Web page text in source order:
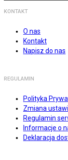
KONTAKT
O nas
Kontakt
Napisz do nas
REGULAMIN
Polityka
Zmiana
Regulamin
Informacje o
Deklaracja